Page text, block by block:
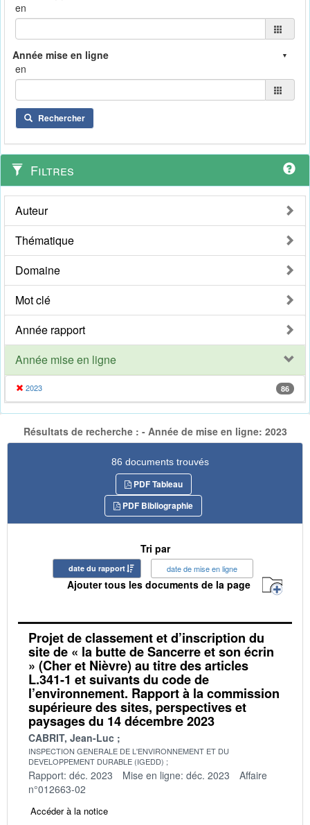
en
en
Rechercher
Filtres
Auteur
Thématique
Domaine
Mot clé
Année rapport
Année mise en ligne
2023 86
Résultats de recherche : - Année de mise en ligne: 2023
86 documents trouvés
PDF Tableau
PDF Bibliographie
Tri par
date du rapport date de mise en ligne
Ajouter tous les documents de la page
Projet de classement et d’inscription du
site de « la butte de Sancerre et son écrin
» (Cher et Nièvre) au titre des articles
L.341-1 et suivants du code de
l’environnement. Rapport à la commission
supérieure des sites, perspectives et
paysages du 14 décembre 2023
CABRIT, Jean-Luc
INSPECTION GENERALE DE L'ENVIRONNEMENT ET DU
DEVELOPPEMENT DURABLE (IGEDD)
Rapport: déc. 2023 Mise en ligne: déc. 2023
Affaire
n°012663-02
Accéder à la notice